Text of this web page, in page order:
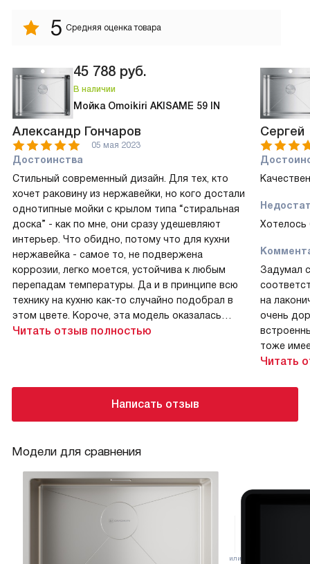
5 Средняя оценка товара
45 788 руб.
В наличии
Мойка Omoikiri AKISAME 59 IN
Александр Гончаров
05 мая 2023
Достоинства
Стильный современный дизайн. Для тех, кто
хочет раковину из нержавейки, но кого достали
однотипные мойки с крылом типа “стиральная
доска” - как по мне, они сразу удешевляют
интерьер. Что обидно, потому что для кухни
нержавейка - самое то, не подвержена
коррозии, легко моется, устойчива к любым
перепадам температуры. Да и в принципе всю
технику на кухню как-то случайно подобрал в
этом цвете. Короче, эта модель оказалась
спасением. Тут еще и материал какой-то
Нет отверстий под фильтры, пришлось делать
обязательно для всех раковин, но сейчас почти
рассмотреть возможность комплектации с
дополнительными отверстиями. Цена немного
кусается, но тут уж ничего не поделать, для
такого качества более чем доступно.
Читать отзыв полностью
Сергей
Задумал
на
очень
тоже
Читать
Написать отзыв
Модели для сравнения